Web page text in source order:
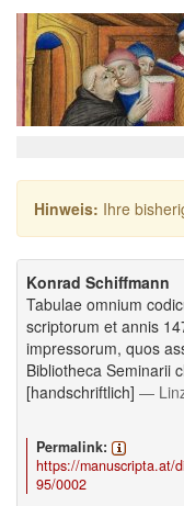
Hinweis: Ihre
Konrad Schiffmann
Tabulae omnium
scriptorum et annis
impressorum, quos
Bibliotheca Seminarii
[handschriftlich] —
Permalink:
https://manuscripta.at/
95/0002